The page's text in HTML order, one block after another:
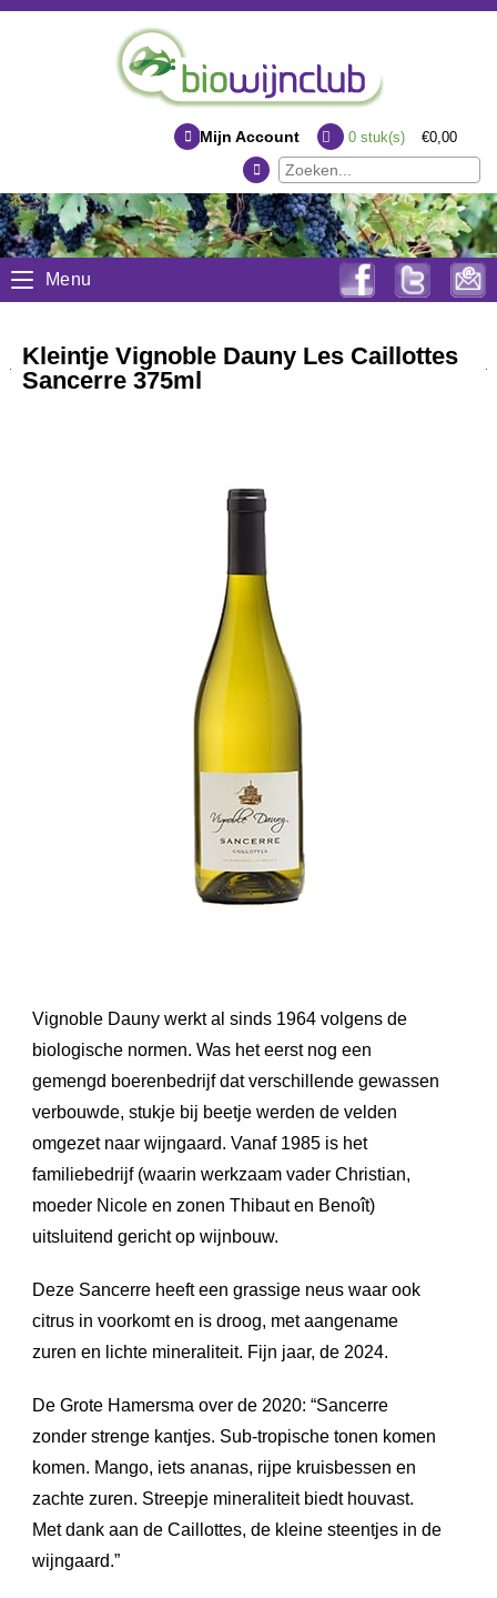
Mijn Account 0stuk(s) €0,00
Menu
Kleintje Vignoble Dauny Les Caillottes
Sancerre 375ml
Vignoble Dauny werkt al sinds 1964 volgens de
biologische normen. Was het eerst nog een
gemengd boerenbedrijf dat verschillende gewassen
verbouwde, stukje bij beetje werden de velden
omgezet naar wijngaard. Vanaf 1985 is het
familiebedrijf (waarin werkzaam vader Christian,
moeder Nicole en zonen Thibaut en Benoît)
uitsluitend gericht op wijnbouw.
Deze Sancerre heeft een grassige neus waar ook
citrus in voorkomt en is droog, met aangename
zuren en lichte mineraliteit. Fijn jaar, de 2024.
De Grote Hamersma over de 2020: “Sancerre
zonder strenge kantjes. Sub-tropische tonen komen
komen. Mango, iets ananas, rijpe kruisbessen en
zachte zuren. Streepje mineraliteit biedt houvast.
Met dank aan de Caillottes, de kleine steentjes in de
wijngaard.”